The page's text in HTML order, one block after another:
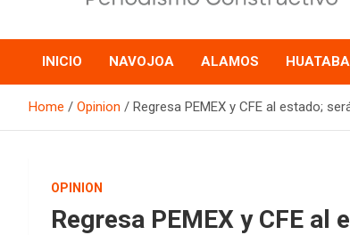
valledelmayo.com
INICIO NAVOJOA ALAMOS
Home Opinion Regresa PEMEX y CFE al estado;
OPINION
Regresa PEMEX y CFE